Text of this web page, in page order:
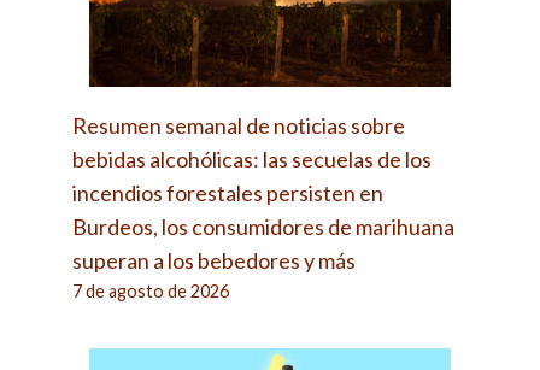
Resumen semanal de noticias sobre
bebidas alcohólicas: las secuelas de los
incendios forestales persisten en
Burdeos, los consumidores de marihuana
superan a los bebedores y más
7 de agosto de 2026